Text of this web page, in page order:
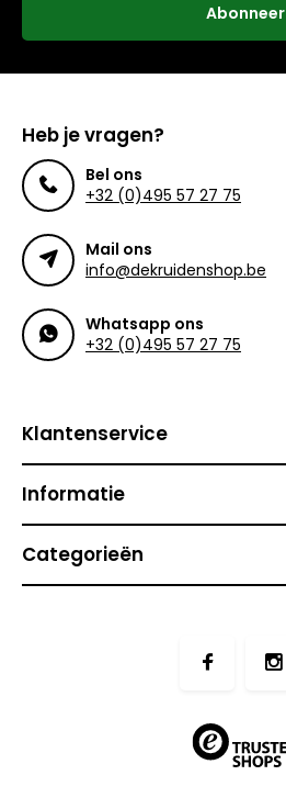
Abonneer
Heb je vragen?
Bel ons
+32 (0)495 57 27 75
Mail ons
info@dekruidenshop.be
Whatsapp ons
+32 (0)495 57 27 75
Klantenservice
Informatie
Categorieën